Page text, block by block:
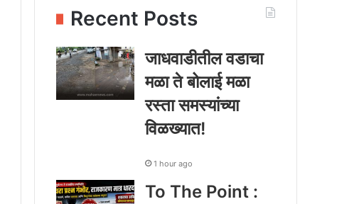
Recent Posts
जाधवाडीतील वडाचा
मळा ते बोलाई मळा
रस्ता समस्यांच्या
विळख्यात!
1 hour ago
To The Point :